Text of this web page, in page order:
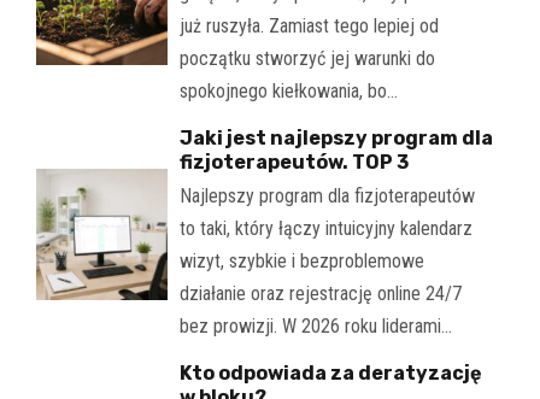
już ruszyła. Zamiast tego lepiej od
początku stworzyć jej warunki do
spokojnego kiełkowania, bo…
Jaki jest najlepszy program dla
fizjoterapeutów. TOP 3
Najlepszy program dla fizjoterapeutów
to taki, który łączy intuicyjny kalendarz
wizyt, szybkie i bezproblemowe
działanie oraz rejestrację online 24/7
bez prowizji. W 2026 roku liderami…
Kto odpowiada za deratyzację